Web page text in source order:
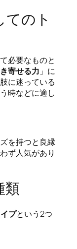
のト
必要なものと
寄せる力 」に
に迷っている
時などに適し
を持つと良縁
ず人気があり
類
プという2つ